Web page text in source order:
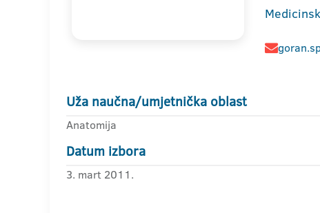
Uža naučna/umjetnička oblast
Anatomija
Datum izbora
3. mart 2011.